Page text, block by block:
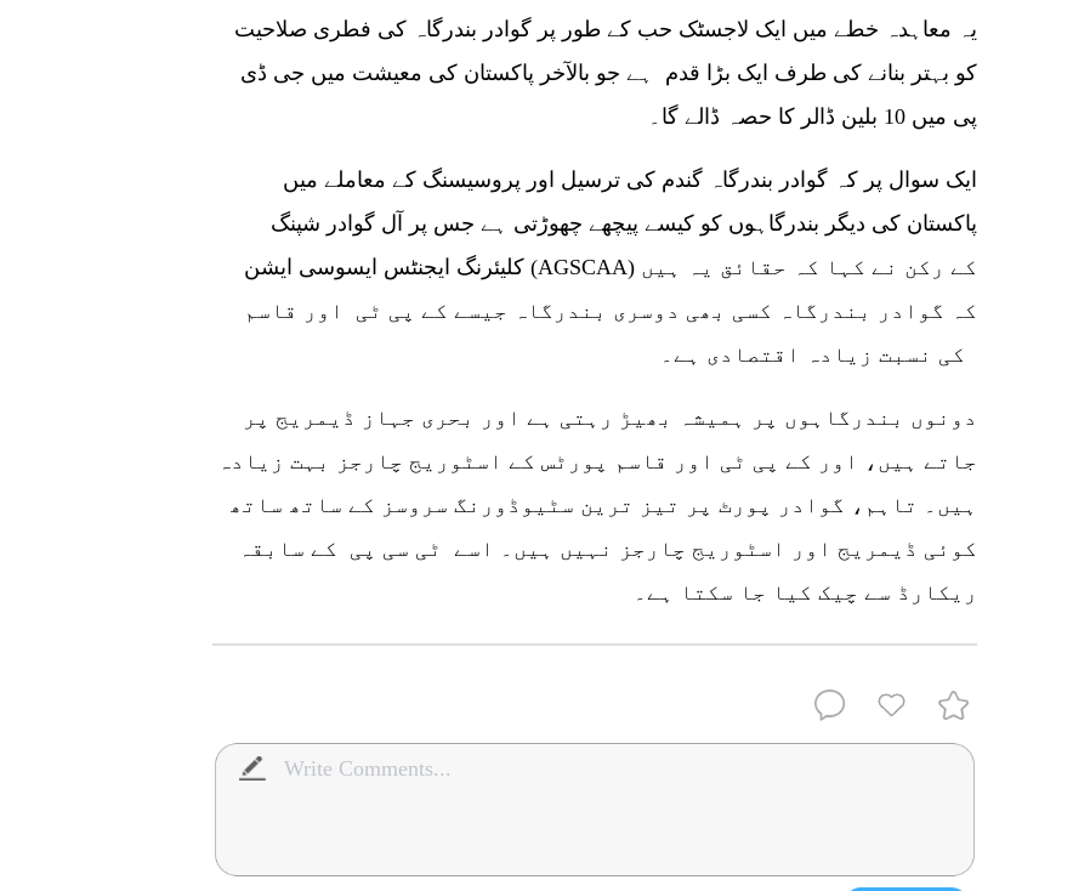
یہ معاہدہ خطے میں ایک لاجسٹک حب کے طور پر گوادر بندرگاہ کی فطری صلاحیت
کو بہتر بنانے کی طرف ایک بڑا قدم ہے جو بالآخر پاکستان کی معیشت میں جی ڈی
پی میں 10 بلین ڈالر کا حصہ ڈالے گا۔
ایک سوال پر کہ گوادر بندرگاہ گندم کی ترسیل اور پروسیسنگ کے معاملے میں
پاکستان کی دیگر بندرگاہوں کو کیسے پیچھے چھوڑتی ہے جس پر آل گوادر شپنگ
کلیئرنگ ایجنٹس ایسوسی ایشن (AGSCAA) کے رکن نے کہا کہ حقائق یہ ہیں
کہ گوادر بندرگاہ کسی بھی دوسری بندرگاہ جیسے کے پی ٹی اور قاسم
جاتے ہیں، اور کے پی ٹی اور قاسم پورٹس کے اسٹوریج چارجز بہت زیادہ
ہیں۔ تاہم، گوادر پورٹ پر تیز ترین سٹیوڈورنگ سروسز کے ساتھ ساتھ
کوئی ڈیمریج اور اسٹوریج چارجز نہیں ہیں۔ اسے ٹی سی پی کے سابقہ
ریکارڈ سے چیک کیا جا سکتا ہے۔